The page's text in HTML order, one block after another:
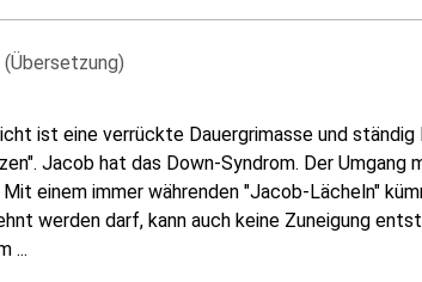
(Übersetzung)
ist eine verrückte Dauergrimasse und
Jacob hat das Down-Syndrom. Der Umgang
einem immer währenden "Jacob-Lächeln"
werden darf, kann auch keine Zuneigung
...